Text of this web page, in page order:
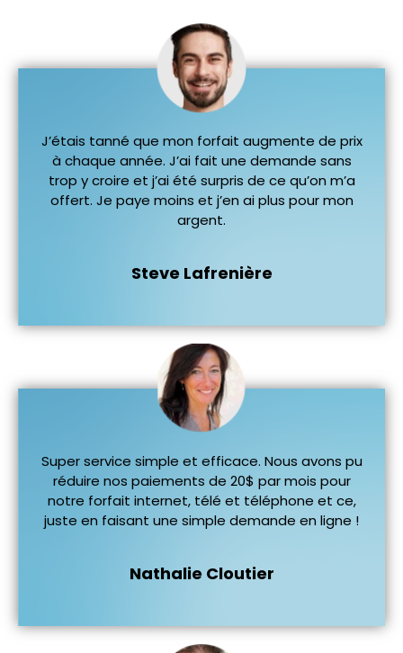
J’étais tanné que mon forfait augmente de prix
à chaque année. J’ai fait une demande sans
trop y croire et j’ai été surpris de ce qu’on m’a
offert. Je paye moins et j’en ai plus pour mon
argent.
Steve Lafrenière
Super service simple et efficace. Nous avons pu
réduire nos paiements de 20$ par mois pour
notre forfait internet, télé et téléphone et ce,
juste en faisant une simple demande en ligne !
Nathalie Cloutier